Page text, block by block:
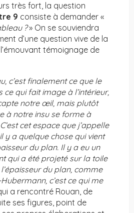
très fort, la question
9 consiste à demander «
?» On se souviendra
d’une question vive de la
témoignage de
c’est finalement ce que le
ce qui fait image à l’intérieur,
notre œil, mais plutôt
à notre insu se forme à
cet espace que j’appelle
y a quelque chose qui vient
du plan. Il y a eu un
qui a été projeté sur la toile
du plan, comme
c’est ce qui me
a rencontré Rouan, de
ses figures, point de